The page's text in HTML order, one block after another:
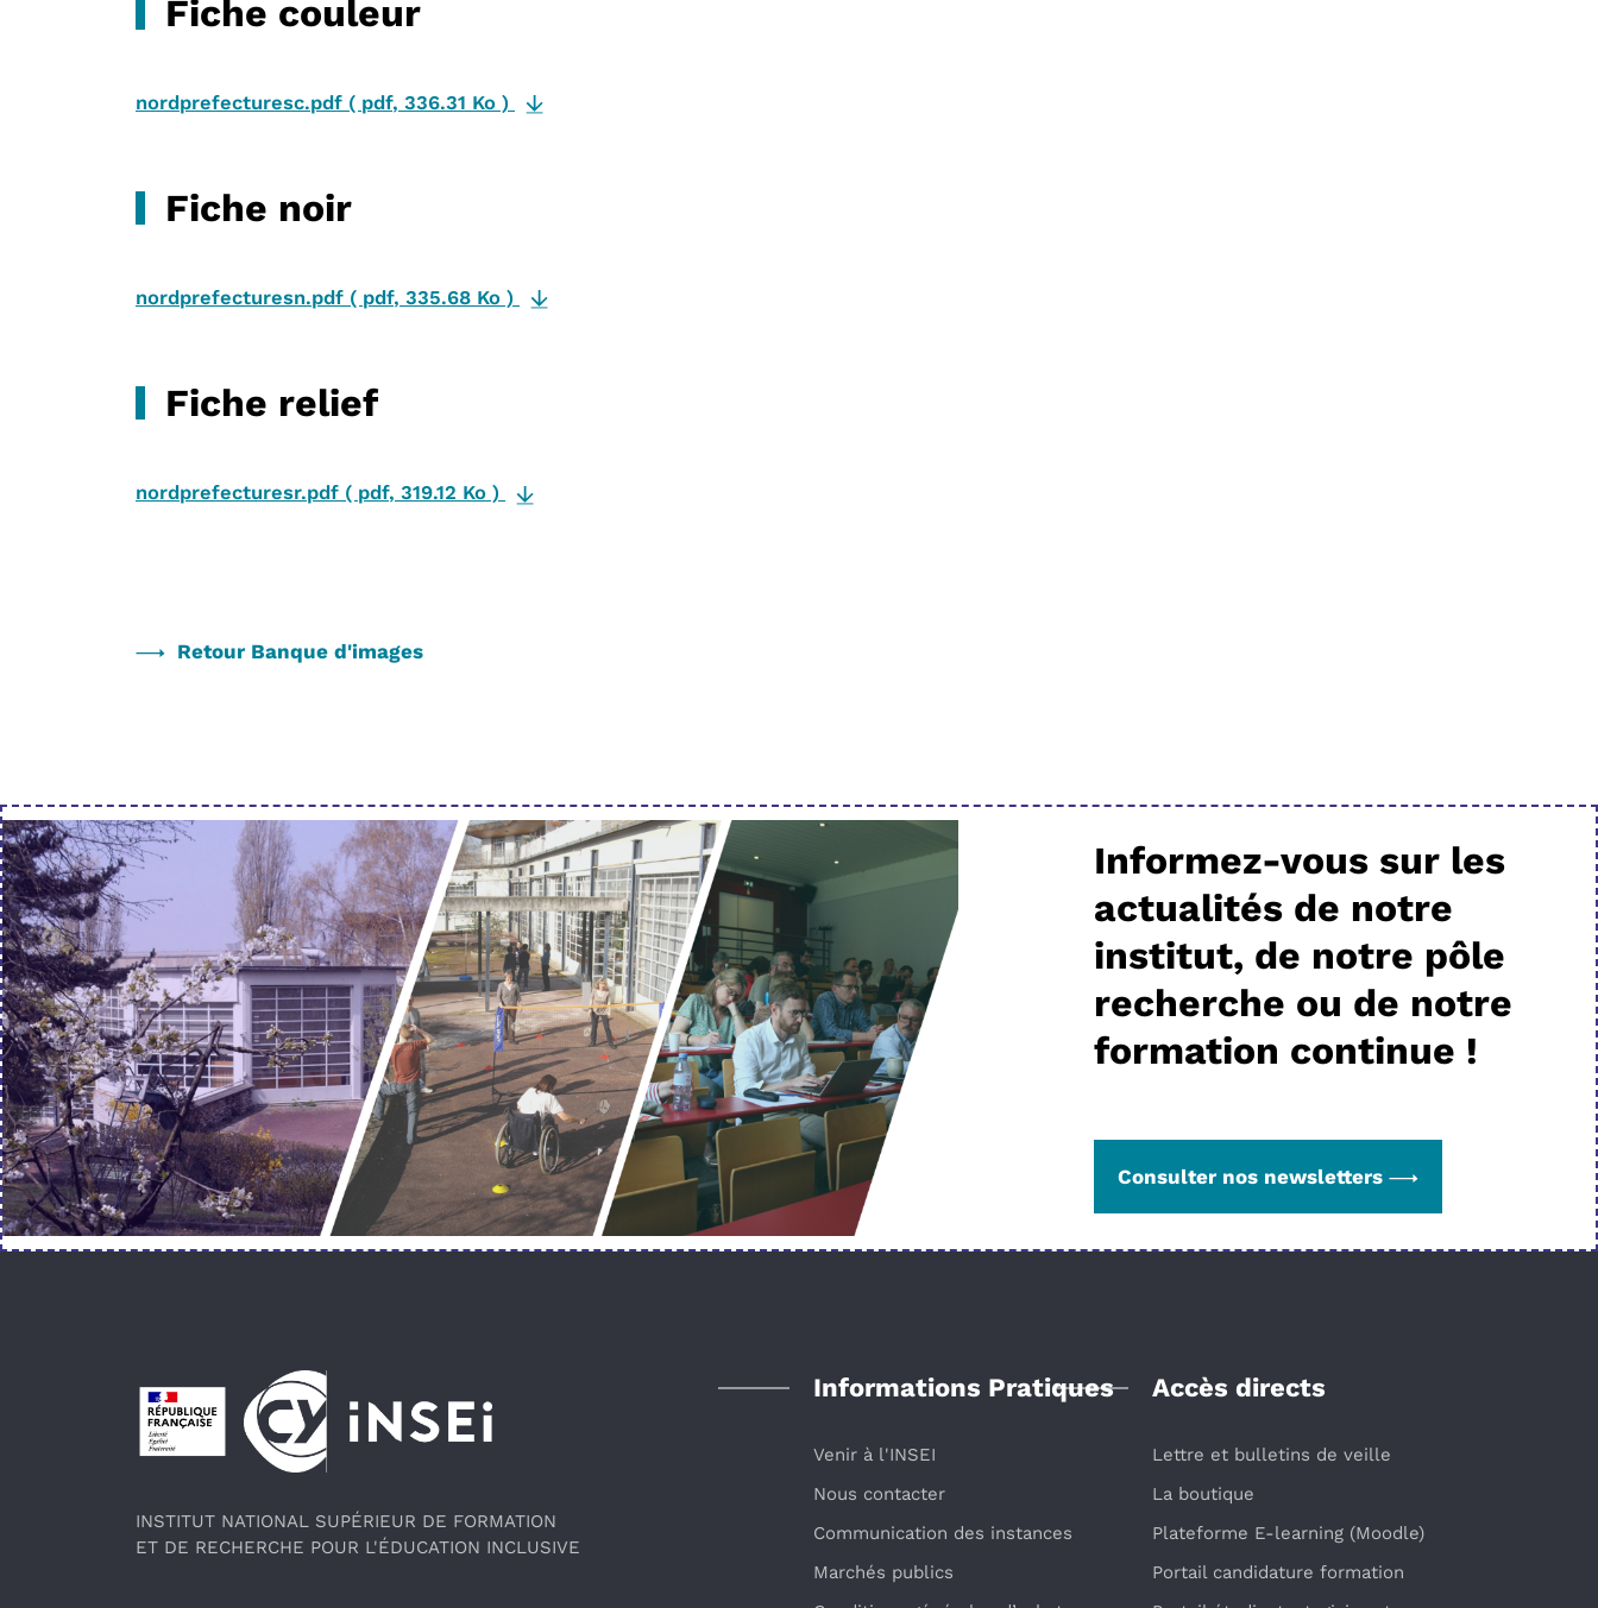
Fiche couleur
nordprefecturesc.pdf ( pdf, 336.31 Ko )
Fiche noir
nordprefecturesn.pdf ( pdf, 335.68 Ko )
Fiche relief
nordprefecturesr.pdf ( pdf, 319.12 Ko )
Retour Banque d'images
Informez-vous sur les
actualités de notre
institut, de notre pôle
recherche ou de notre
formation continue !
Consulter nos newsletters
Pied de page
INSTITUT NATIONAL SUPÉRIEUR DE FORMATION
ET DE RECHERCHE POUR L'ÉDUCATION INCLUSIVE
Informations Pratiques
Venir à l'INSEI
Nous contacter
Communication des instances
Marchés publics
Accès directs
Lettre et bulletins de veille
La boutique
Plateforme E-learning (Moodle)
Portail candidature formation